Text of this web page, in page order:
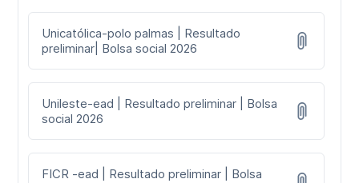
Unicatólica-polo palmas | Resultado
preliminar| Bolsa social 2026
Unileste-ead | Resultado preliminar | Bolsa
social 2026
FICR -ead | Resultado preliminar | Bolsa